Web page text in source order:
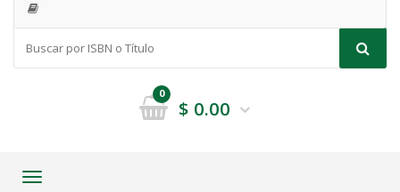
0
$ 0.00
Toggle